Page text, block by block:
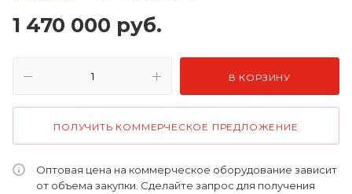
1 470 000 руб.
В КОРЗИНУ
ПОЛУЧИТЬ КОММЕРЧЕСКОЕ ПРЕДЛОЖЕНИЕ
Оптовая цена на коммерческое оборудование зависит
от объема закупки. Сделайте запрос для получения